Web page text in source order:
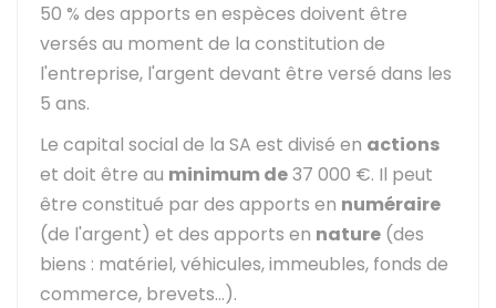
50 % des apports en espèces doivent être
versés au moment de la constitution de
l'entreprise, l'argent devant être versé dans les
5 ans.
Le capital social de la SA est divisé en actions
et doit être au minimum de37 000 €. Il peut
être constitué par des apports en numéraire
(de l'argent) et des apports en nature (des
biens : matériel, véhicules, immeubles, fonds de
commerce, brevets...).